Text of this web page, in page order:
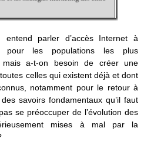
parler d’accès Internet à
pour les populations les plus
mais a-t-on besoin de créer une
celles qui existent déjà et dont
notamment pour le retour à
savoirs fondamentaux qu’il faut
se préoccuper de l’évolution des
mises à mal par la